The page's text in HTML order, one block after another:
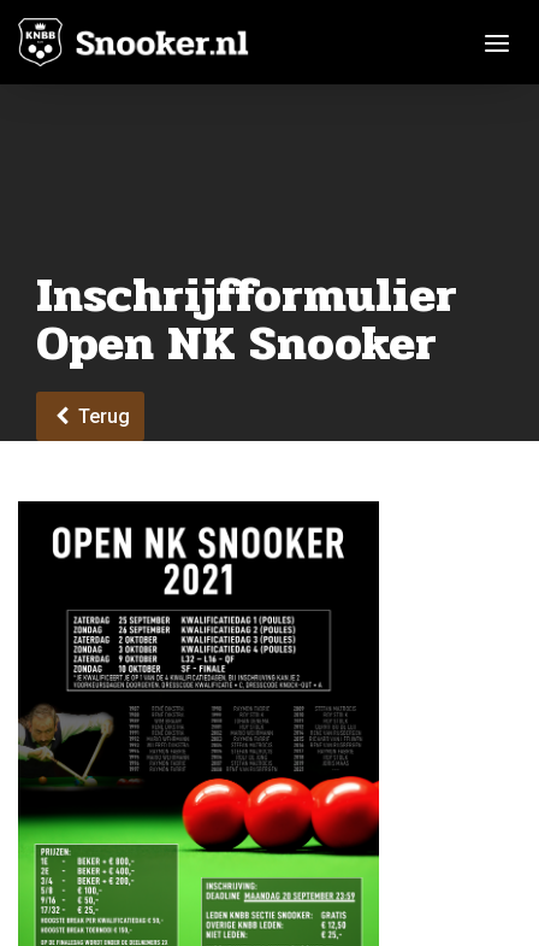
Inschrijfformulier
Open NK Snooker
Terug